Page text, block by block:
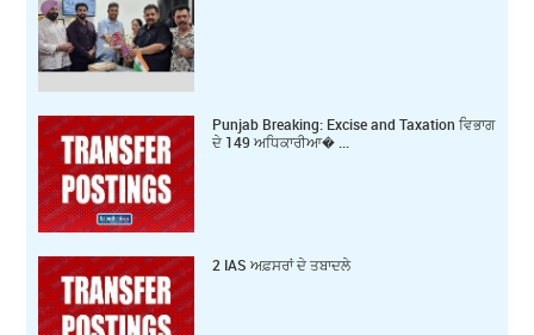
Punjab Breaking: Excise and Taxation ਵਿਭਾਗ
ਦੇ 149 ਅਧਿਕਾਰੀਆ� ...
2 IAS ਅਫ਼ਸਰਾਂ ਦੇ ਤਬਾਦਲੇ